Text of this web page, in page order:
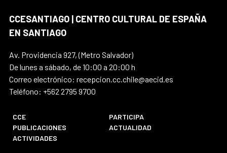
CCESANTIAGO | CENTRO CULTURAL DE ESPAÑA
EN SANTIAGO
Av. Providencia 927, (Metro Salvador)
De lunes a sábado, de 10:00 a 20:00 h
Correo electrónico: recepcion.cc.chile@aecid.es
Teléfono: +562 2795 9700
CCE
PARTICIPA
PUBLICACIONES
ACTUALIDAD
ACTIVIDADES